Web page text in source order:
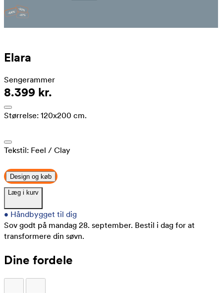
Elara
Sengerammer
8.399 kr.
Størrelse: 120x200 cm.
Tekstil: Feel / Clay
Design og køb
Læg i kurv
• Håndbygget til dig
Sov godt på mandag 28. september. Bestil i dag for at
transformere din søvn.
Dine fordele